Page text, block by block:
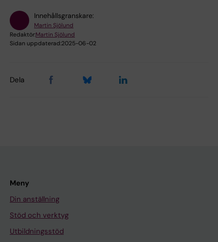
Innehållsgranskare:
Martin Sjölund
Redaktör:Martin Sjölund
Sidan uppdaterad:2025-06-02
Dela
Meny
Din anställning
Stöd och verktyg
Utbildningsstöd